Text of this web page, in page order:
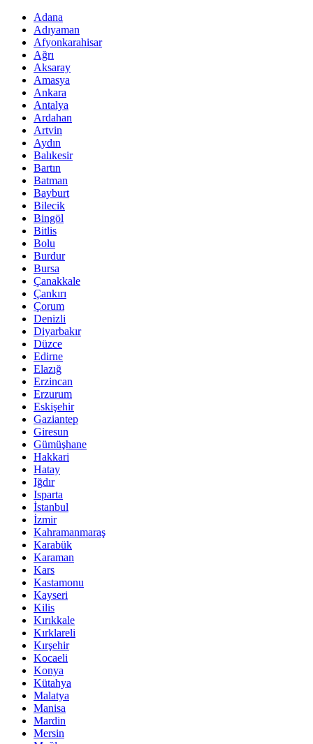
Adana
Adıyaman
Afyonkarahisar
Ağrı
Aksaray
Amasya
Ankara
Antalya
Ardahan
Artvin
Aydın
Balıkesir
Bartın
Batman
Bayburt
Bilecik
Bingöl
Bitlis
Bolu
Burdur
Bursa
Çanakkale
Çankırı
Çorum
Denizli
Diyarbakır
Düzce
Edirne
Elazığ
Erzincan
Erzurum
Eskişehir
Gaziantep
Giresun
Gümüşhane
Hakkari
Hatay
Iğdır
Isparta
İstanbul
İzmir
Kahramanmaraş
Karabük
Karaman
Kars
Kastamonu
Kayseri
Kilis
Kırıkkale
Kırklareli
Kırşehir
Kocaeli
Konya
Kütahya
Malatya
Manisa
Mardin
Mersin